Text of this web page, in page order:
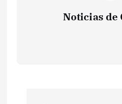
Noticias de